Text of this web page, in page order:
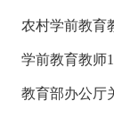
农村学前教育
学前教育教师
教育部办公厅